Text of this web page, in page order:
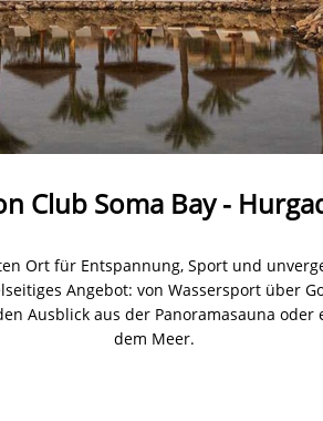
Club Soma Bay -
Ort für Entspannung, Sport und
Angebot: von Wassersport über
Ausblick aus der Panoramasauna
dem Meer.